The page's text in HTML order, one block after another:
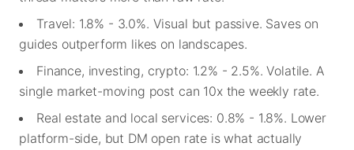
Travel: 1.8% - 3.0%. Visual but passive. Saves on
guides outperform likes on landscapes.
Finance, investing, crypto: 1.2% - 2.5%. Volatile. A
single market-moving post can 10x the weekly rate.
Real estate and local services: 0.8% - 1.8%. Lower
platform-side, but DM open rate is what actually